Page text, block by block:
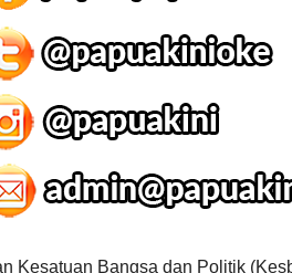
Kesatuan Bangsa dan Politik